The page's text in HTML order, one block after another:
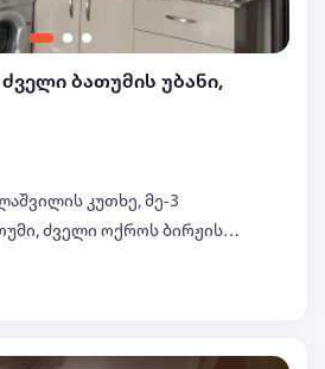
ბათუმის უბანი,
კუთხე, მე-3
ძველი ოქროს ბირჟის